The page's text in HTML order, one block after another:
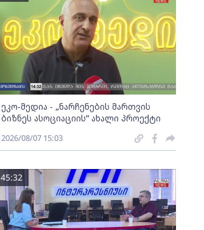
ეკო-მედია - „ნარჩენების მართვის
ბიზნეს ასოციაციის” ახალი პროექტი
2026/08/07 15:03
45:32